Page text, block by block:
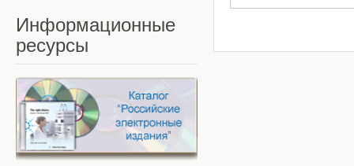
Информационные
ресурсы